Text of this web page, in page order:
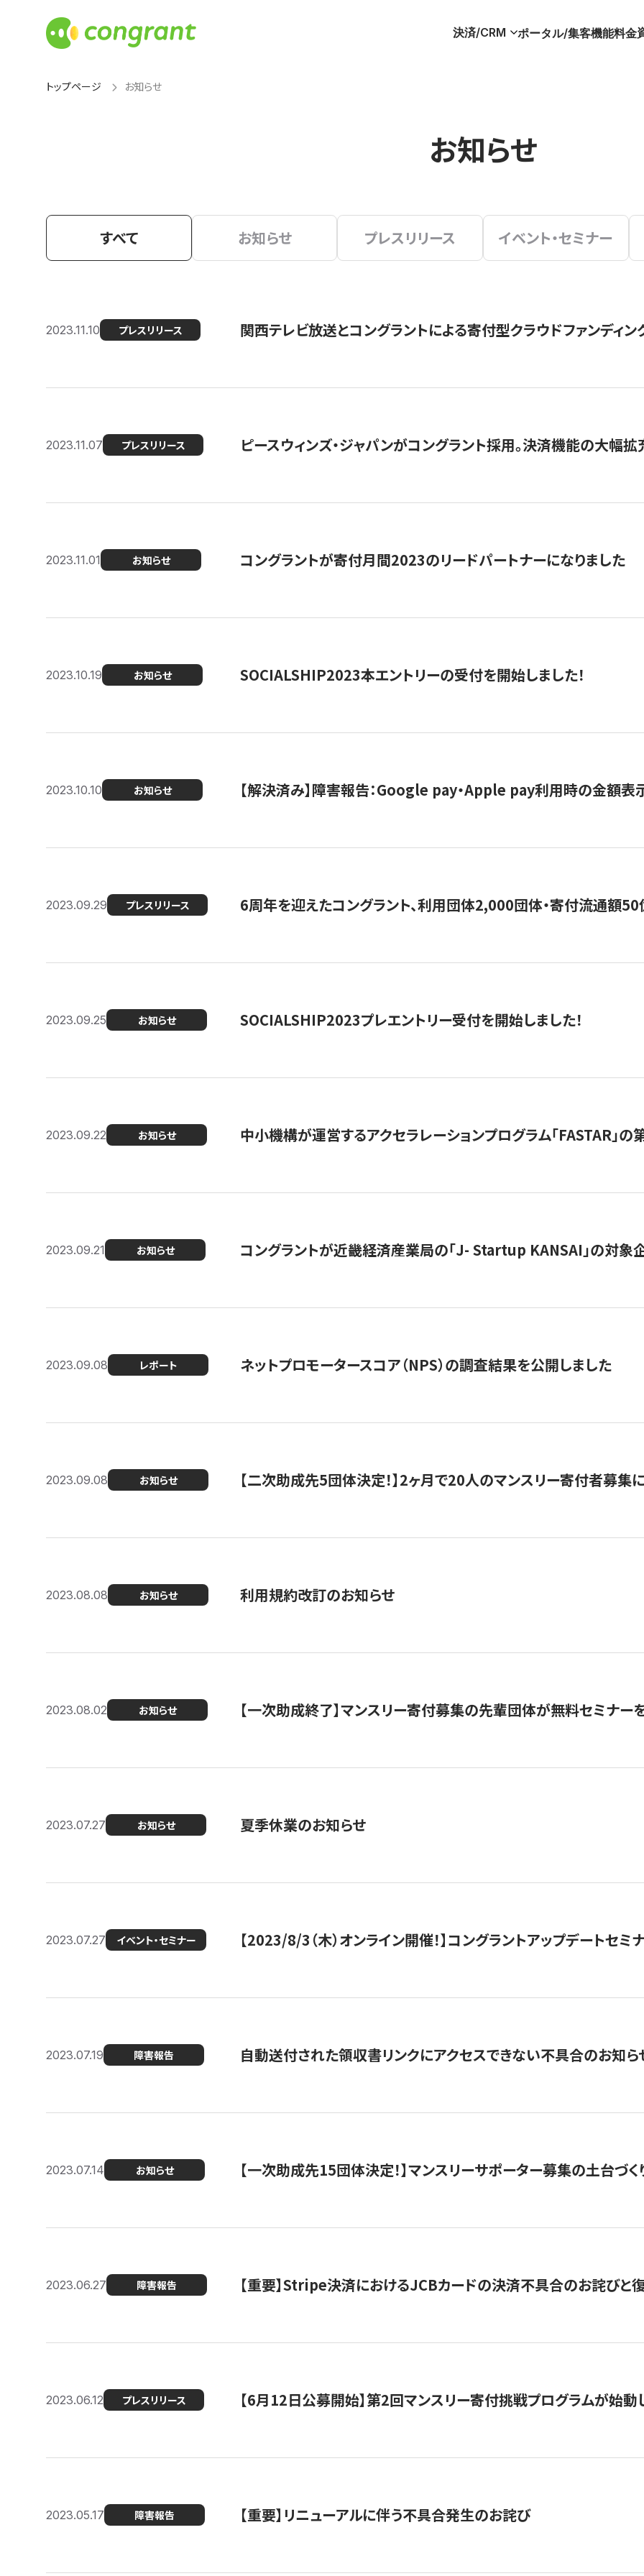
決済/CRM ポータル/集客機能料金
トップページ お知らせ
お知らせ
すべて お知らせ プレスリリース イベント・セミナー
2023.11.10 プレスリリース 関西テレビ放送とコングラントによる寄付型クラウドファンディ
2023.11.07 プレスリリース ピースウィンズ・ジャパンがコングラント採用。決済機能の大幅
2023.11.01 お知らせ コングラントが寄付月間2023のリードパートナーになりました
2023.10.19 お知らせ SOCIALSHIP2023本エントリーの受付を開始しました！
2023.10.10 お知らせ 【解決済み】障害報告：Google pay・Apple pay利用時の金額表
2023.09.29 プレスリリース 6周年を迎えたコングラント、利用団体2,000団体・寄付流通額50
2023.09.25 お知らせ SOCIALSHIP2023プレエントリー受付を開始しました！
2023.09.22 お知らせ 中小機構が運営するアクセラレーションプログラム「FASTAR」
2023.09.21 お知らせ コングラントが近畿経済産業局の「J- Startup KANSAI」の対象
2023.09.08 レポート ネットプロモータースコア（NPS）の調査結果を公開しました
2023.09.08 お知らせ 【二次助成先5団体決定！】2ヶ月で20人のマンスリー寄付者募集
2023.08.08 お知らせ 利用規約改訂のお知らせ
2023.08.02 お知らせ 【一次助成終了】マンスリー寄付募集の先輩団体が無料セミナー
2023.07.27 お知らせ 夏季休業のお知らせ
2023.07.27 イベント・セミナー 【2023/8/3（木）オンライン開催！】コングラントアップデートセ
2023.07.19 障害報告 自動送付された領収書リンクにアクセスできない不具合のお知ら
2023.07.14 お知らせ 【一次助成先15団体決定！】マンスリーサポーター募集の土台づ
2023.06.27 障害報告 【重要】Stripe決済におけるJCBカードの決済不具合のお詫びと
2023.06.12 プレスリリース 【6月12日公募開始】第2回マンスリー寄付挑戦プログラムが始動
2023.05.17 障害報告 【重要】リニューアルに伴う不具合発生のお詫び